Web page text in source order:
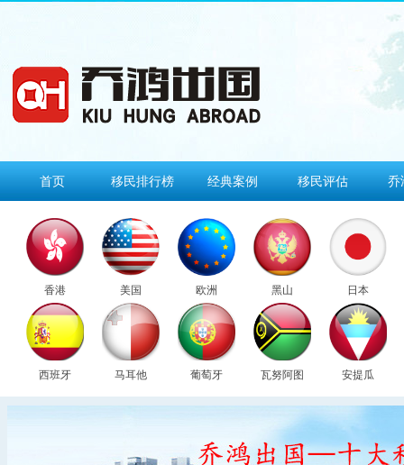
首页 移民排行榜 经典案例 移民评估 乔
香港 美国 欧洲 黑山 日本
西班牙 马耳他 葡萄牙 瓦努阿图 安提瓜